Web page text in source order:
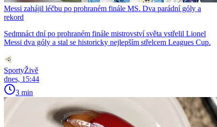
Messi zahájil léčbu po prohraném finále MS. Dva parádní góly a
rekord
Sedmnáct dní po prohraném finále mistrovství světa vstřelil Lionel
Messi dva góly a stal se historicky nejlepším střelcem Leagues Cup.
SportyŽivě
dnes, 15:44
3 min